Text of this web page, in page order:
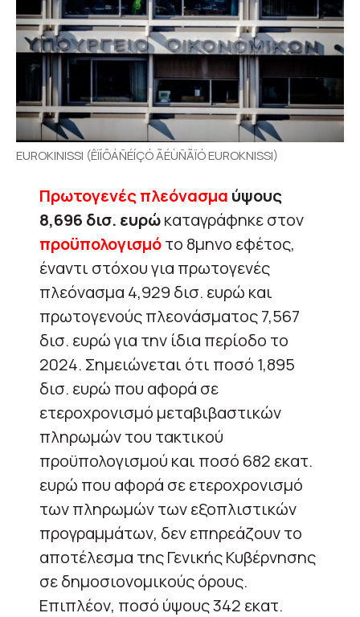
EUROKINISSI (ÊÏÍÔÁÑÉÍÇÓ ÃÉÙÑÃÏÓ EUROKNISSI)
Πρωτογενές πλεόνασμα ύψους
8,696 δισ. ευρώκαταγράφηκε στον
προϋπολογισμότο 8μηνο εφέτος,
έναντι στόχου για πρωτογενές
πλεόνασμα 4,929 δισ. ευρώ και
πρωτογενούς πλεονάσματος 7,567
δισ. ευρώ για την ίδια περίοδο το
2024. Σημειώνεται ότι ποσό 1,895
δισ. ευρώ που αφορά σε
ετεροχρονισμό μεταβιβαστικών
πληρωμών του τακτικού
προϋπολογισμού και ποσό 682 εκατ.
ευρώ που αφορά σε ετεροχρονισμό
των πληρωμών των εξοπλιστικών
προγραμμάτων, δεν επηρεάζουν το
αποτέλεσμα της Γενικής Κυβέρνησης
σε δημοσιονομικούς όρους.
Επιπλέον, ποσό ύψους 342 εκατ.